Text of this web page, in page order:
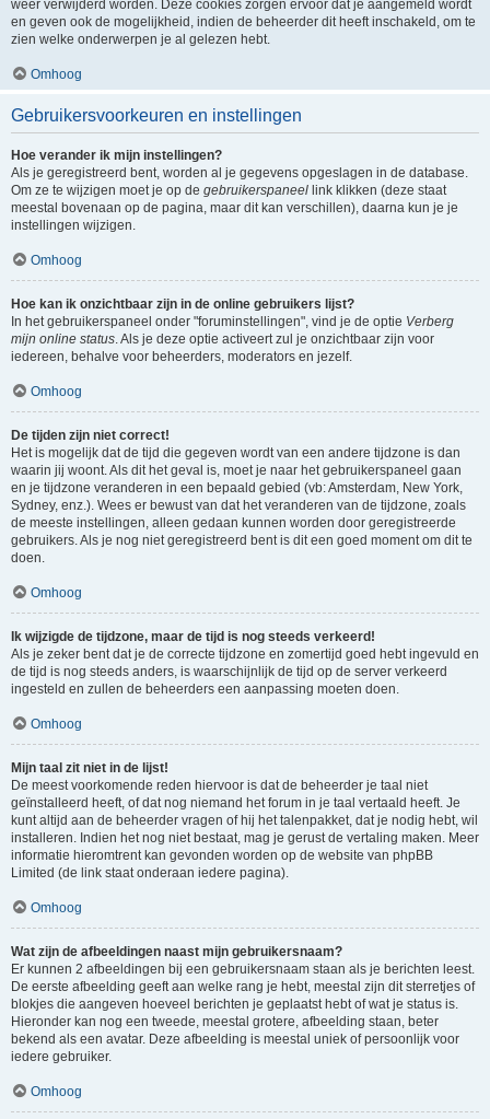
weer verwijderd worden. Deze cookies zorgen ervoor dat je aangemeld wordt
en geven ook de mogelijkheid, indien de beheerder dit heeft inschakeld, om te
zien welke onderwerpen je al gelezen hebt.
Omhoog
Gebruikersvoorkeuren en instellingen
Hoe verander ik mijn instellingen?
Als je geregistreerd bent, worden al je gegevens opgeslagen in de database.
Om ze te wijzigen moet je op de gebruikerspaneel link klikken (deze staat
meestal bovenaan op de pagina, maar dit kan verschillen), daarna kun je je
instellingen wijzigen.
Omhoog
Hoe kan ik onzichtbaar zijn in de online gebruikers lijst?
In het gebruikerspaneel onder "foruminstellingen", vind je de optie Verberg
mijn online status. Als je deze optie activeert zul je onzichtbaar zijn voor
iedereen, behalve voor beheerders, moderators en jezelf.
Omhoog
De tijden zijn niet correct!
Het is mogelijk dat de tijd die gegeven wordt van een andere tijdzone is dan
waarin jij woont. Als dit het geval is, moet je naar het gebruikerspaneel gaan
en je tijdzone veranderen in een bepaald gebied (vb: Amsterdam, New York,
Sydney, enz.). Wees er bewust van dat het veranderen van de tijdzone, zoals
de meeste instellingen, alleen gedaan kunnen worden door geregistreerde
gebruikers. Als je nog niet geregistreerd bent is dit een goed moment om dit te
doen.
Omhoog
Ik wijzigde de tijdzone, maar de tijd is nog steeds verkeerd!
Als je zeker bent dat je de correcte tijdzone en zomertijd goed hebt ingevuld en
de tijd is nog steeds anders, is waarschijnlijk de tijd op de server verkeerd
ingesteld en zullen de beheerders een aanpassing moeten doen.
Omhoog
Mijn taal zit niet in de lijst!
De meest voorkomende reden hiervoor is dat de beheerder je taal niet
geïnstalleerd heeft, of dat nog niemand het forum in je taal vertaald heeft. Je
kunt altijd aan de beheerder vragen of hij het talenpakket, dat je nodig hebt, wil
installeren. Indien het nog niet bestaat, mag je gerust de vertaling maken. Meer
informatie hieromtrent kan gevonden worden op de website van phpBB
Limited (de link staat onderaan iedere pagina).
Omhoog
Wat zijn de afbeeldingen naast mijn gebruikersnaam?
Er kunnen 2 afbeeldingen bij een gebruikersnaam staan als je berichten leest.
De eerste afbeelding geeft aan welke rang je hebt, meestal zijn dit sterretjes of
blokjes die aangeven hoeveel berichten je geplaatst hebt of wat je status is.
Hieronder kan nog een tweede, meestal grotere, afbeelding staan, beter
bekend als een avatar. Deze afbeelding is meestal uniek of persoonlijk voor
iedere gebruiker.
Omhoog